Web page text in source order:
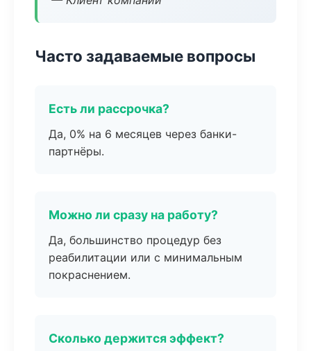
Часто задаваемые вопросы
Есть ли рассрочка?
Да, 0% на 6 месяцев через банки-
партнёры.
Можно ли сразу на работу?
Да, большинство процедур без
реабилитации или с минимальным
покраснением.
Сколько держится эффект?